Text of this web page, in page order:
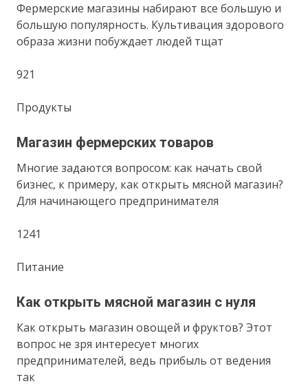
Фермерские магазины набирают все большую и
большую популярность. Культивация здорового
образа жизни побуждает людей тщат
921
Продукты
Магазин фермерских товаров
Многие задаются вопросом: как начать свой
бизнес, к примеру, как открыть мясной магазин?
Для начинающего предпринимателя
1241
Питание
Как открыть мясной магазин с нуля
Как открыть магазин овощей и фруктов? Этот
вопрос не зря интересует многих
предпринимателей, ведь прибыль от ведения
так